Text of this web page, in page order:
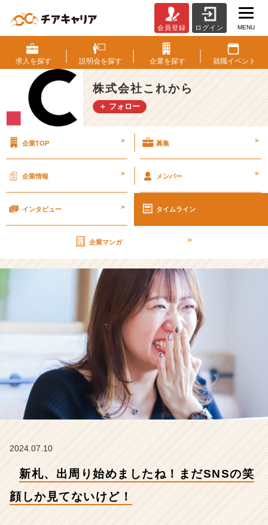
札、
出
周
り
始
め
ね！
S
笑
顔
し
か
な
ど！
【株
会
社
こ
の
タ
イ
会員登録 ログイン MENU
求人を探す 説明会を探す 企業を探す 就職イベント
株式会社これから
＋ フォロー
企業TOP > 募集 >
企業情報 > メンバー >
インタビュー > タイムライン
企業マンガ >
2024.07.10
新札、出周り始めましたね！まだSNSの笑
顔しか見てないけど！